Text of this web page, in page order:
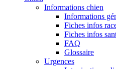
Informations chien
Informations
Fiches infos
Fiches infos
FAQ
Glossaire
Urgences